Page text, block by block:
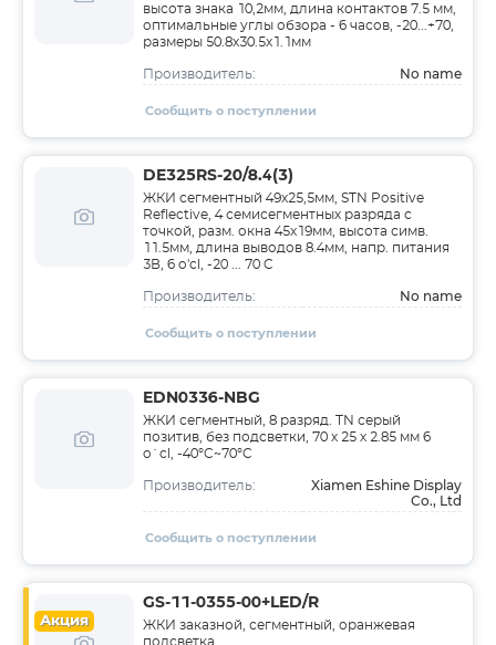
высота знака 10,2мм, длина контактов 7.5 мм,
оптимальные углы обзора - 6 часов, -20...+70,
размеры 50.8x30.5x1.1мм
Производитель: No name
Сообщить о поступлении
DE325RS-20/8.4(3)
ЖКИ сегментный 49x25,5мм, STN Positive
Reflective, 4 семисегментных разряда с
точкой, разм. окна 45x19мм, высота симв.
11.5мм, длина выводов 8.4мм, напр. питания
3В, 6 o'cl, -20 ... 70 C
Производитель: No name
Сообщить о поступлении
EDN0336-NBG
ЖКИ сегментный, 8 разряд. TN серый
позитив, без подсветки, 70 х 25 х 2.85 мм 6
o`cl, -40°C~70°C
Производитель:
Xiamen Eshine Display
Co., Ltd
Сообщить о поступлении
Акция
GS-11-0355-00+LED/R
ЖКИ заказной, сегментный, оранжевая
подсветка